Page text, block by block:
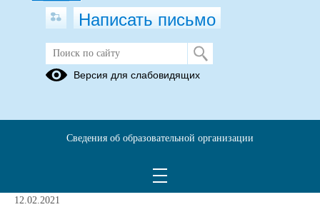
"Международное сотрудничество"
заключению договорах с
иностранными и (или)
вопросам образования и науки
12.02.2021
Написать письмо
Версия для слабовидящих
Сведения об образовательной организации